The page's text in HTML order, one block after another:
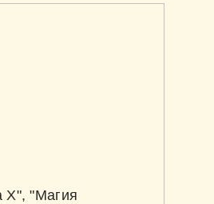
X", "Магия